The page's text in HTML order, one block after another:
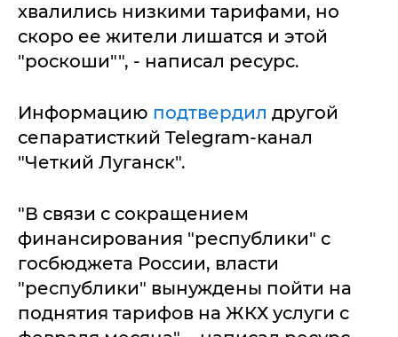
хвалились низкими тарифами, но
скоро ее жители лишатся и этой
"роскоши"", - написал ресурс.
Информацию подтвердил другой
сепаратисткий Telegram-канал
"Четкий Луганск".
"В связи с сокращением
финансирования "республики" с
госбюджета России, власти
"республики" вынуждены пойти на
поднятия тарифов на ЖКХ услуги с